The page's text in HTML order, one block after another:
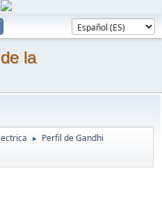
► Perfil de Gandhi